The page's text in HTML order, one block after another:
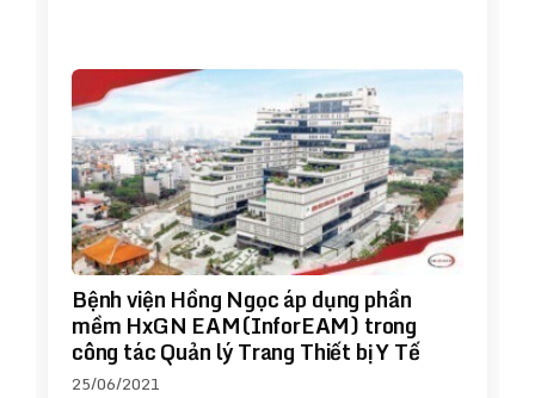
Bệnh viện Hồng Ngọc áp dụng phần
mềm HxGN EAM(InforEAM) trong
công tác Quản lý Trang Thiết bị Y Tế
25/06/2021